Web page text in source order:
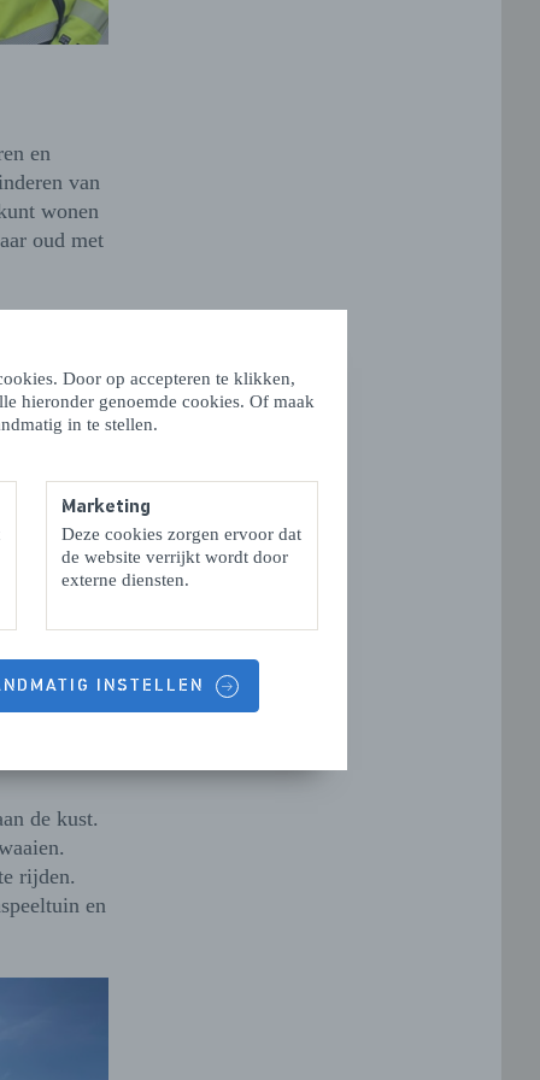
Door op accepteren te klikken,
hieronder genoemde cookies. Of maak
in te stellen.
Marketing
Deze cookies zorgen ervoor dat
de website verrijkt wordt door
externe diensten.
INSTELLEN
en
van
wonen
oud met
is hij
bij
aan
in de
de kust.
rijden.
en